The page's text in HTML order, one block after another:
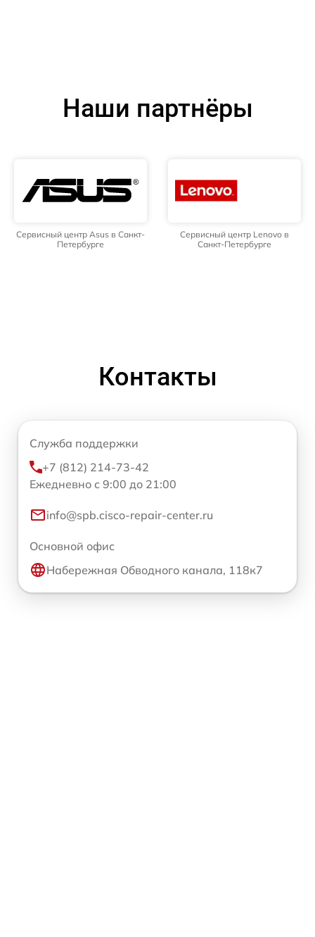
Наши партнёры
Сервисный центр Asus в Санкт-
Петербурге
Сервисный центр Lenovo в
Санкт-Петербурге
Контакты
Служба поддержки
+7 (812) 214-73-42
Ежедневно с 9:00 до 21:00
info@spb.cisco-repair-center.ru
Основной офис
Набережная Обводного канала, 118к7